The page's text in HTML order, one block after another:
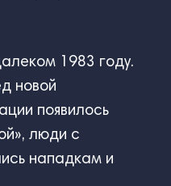
1983 году.
новой
появилось
люди с
нападкам и